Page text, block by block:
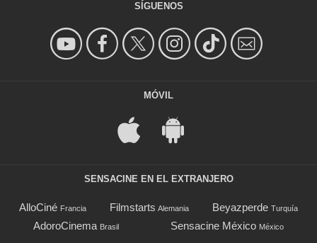
SÍGUENOS
MÓVIL
SENSACINE EN EL EXTRANJERO
AlloCiné Francia Filmstarts Alemania Beyazperde Turquía
AdoroCinema Brasil Sensacine México México